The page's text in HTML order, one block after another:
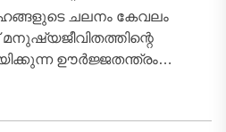
ചലനം കേവലം
മനുഷ്യജീവിതത്തിന്റെ
ഊർജ്ജതന്ത്രം
ഏപ്രിൽ മാസം അത്തരമൊരു